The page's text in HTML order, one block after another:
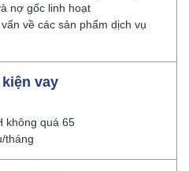
gốc linh hoạt
về các sản phẩm dịch vụ
vay
không quá 65
tháng